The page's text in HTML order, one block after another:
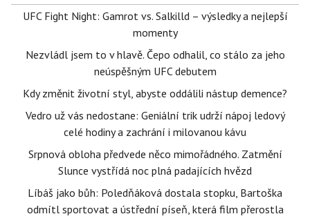
UFC Fight Night: Gamrot vs. Salkilld – výsledky a nejlepší
momenty
Nezvládl jsem to v hlavě. Čepo odhalil, co stálo za jeho
neúspěšným UFC debutem
Kdy změnit životní styl, abyste oddálili nástup demence?
Vedro už vás nedostane: Geniální trik udrží nápoj ledový
celé hodiny a zachrání i milovanou kávu
Srpnová obloha předvede něco mimořádného. Zatmění
Slunce vystřídá noc plná padajících hvězd
Líbáš jako bůh: Poledňáková dostala stopku, Bartoška
odmítl sportovat a ústřední píseň, která film přerostla